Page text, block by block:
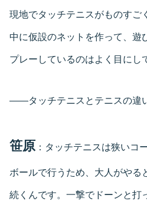
現地でタッチテニスがものすご
中に仮設のネットを作って、遊
プレーしているのはよく目にし
――タッチテニスとテニスの違
笹原 ：タッチテニスは狭いコ
ボールで行うため、大人がやる
続くんです。一撃でドーンと打